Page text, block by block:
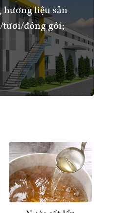
hương liệu sản
tươi/đóng gói;